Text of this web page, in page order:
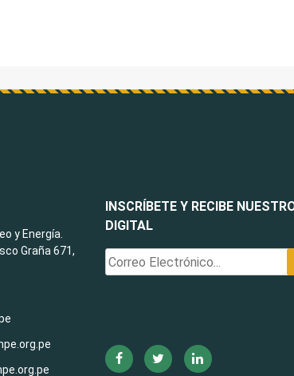
INSCRÍBETE Y RECIBE
DIGITAL
y Energía.
Graña 671,